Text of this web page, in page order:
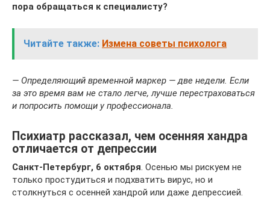
пора обращаться к специалисту?
Читайте также: Измена советы психолога
— Определяющий временной маркер — две недели. Если
за это время вам не стало легче, лучше перестраховаться
и попросить помощи у профессионала.
Психиатр рассказал, чем осенняя хандра
отличается от депрессии
Санкт-Петербург, 6 октября. Осенью мы рискуем не
только простудиться и подхватить вирус, но и
столкнуться с осенней хандрой или даже депрессией.